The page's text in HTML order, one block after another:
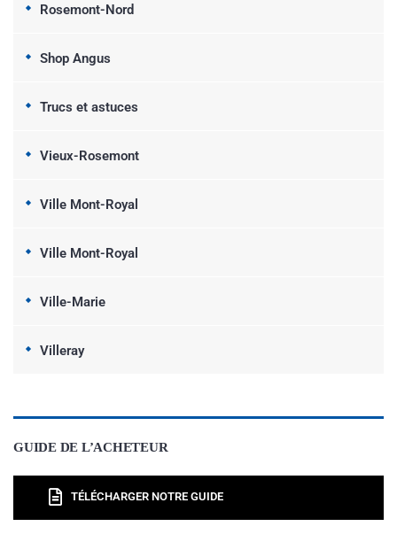
Rosemont-Nord
Shop Angus
Trucs et astuces
Vieux-Rosemont
Ville Mont-Royal
Ville Mont-Royal
Ville-Marie
Villeray
GUIDE DE L’ACHETEUR
TÉLÉCHARGER NOTRE GUIDE